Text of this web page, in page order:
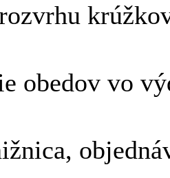
obedov vo